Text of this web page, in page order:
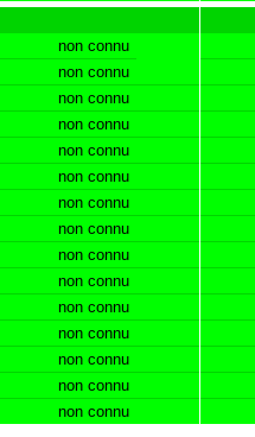
non connu
non connu
non connu
non connu
non connu
non connu
non connu
non connu
non connu
non connu
non connu
non connu
non connu
non connu
non connu